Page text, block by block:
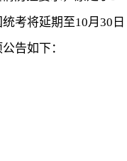
考将延期至10月30日
告如下：